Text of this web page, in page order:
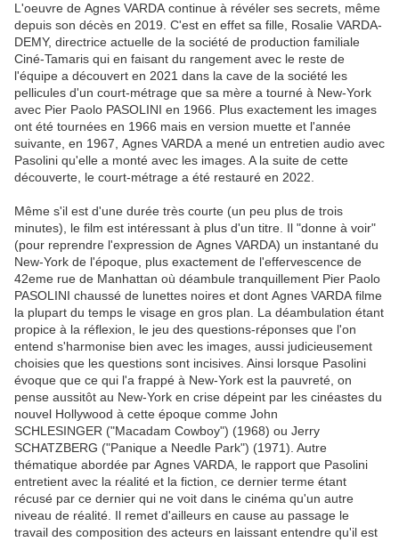
L'oeuvre de Agnes VARDA continue à révéler ses secrets, même
depuis son décès en 2019. C'est en effet sa fille, Rosalie VARDA-
DEMY, directrice actuelle de la société de production familiale
Ciné-Tamaris qui en faisant du rangement avec le reste de
l'équipe a découvert en 2021 dans la cave de la société les
pellicules d'un court-métrage que sa mère a tourné à New-York
avec Pier Paolo PASOLINI en 1966. Plus exactement les images
ont été tournées en 1966 mais en version muette et l'année
suivante, en 1967, Agnes VARDA a mené un entretien audio avec
Pasolini qu'elle a monté avec les images. A la suite de cette
découverte, le court-métrage a été restauré en 2022.
Même s'il est d'une durée très courte (un peu plus de trois
minutes), le film est intéressant à plus d'un titre. Il "donne à voir"
(pour reprendre l'expression de Agnes VARDA) un instantané du
New-York de l'époque, plus exactement de l'effervescence de
42eme rue de Manhattan où déambule tranquillement Pier Paolo
PASOLINI chaussé de lunettes noires et dont Agnes VARDA filme
la plupart du temps le visage en gros plan. La déambulation étant
propice à la réflexion, le jeu des questions-réponses que l'on
entend s'harmonise bien avec les images, aussi judicieusement
choisies que les questions sont incisives. Ainsi lorsque Pasolini
évoque que ce qui l'a frappé à New-York est la pauvreté, on
pense aussitôt au New-York en crise dépeint par les cinéastes du
nouvel Hollywood à cette époque comme John
SCHLESINGER ("Macadam Cowboy") (1968) ou Jerry
SCHATZBERG ("Panique a Needle Park") (1971). Autre
thématique abordée par Agnes VARDA, le rapport que Pasolini
entretient avec la réalité et la fiction, ce dernier terme étant
récusé par ce dernier qui ne voit dans le cinéma qu'un autre
niveau de réalité. Il remet d'ailleurs en cause au passage le
travail des composition des acteurs en laissant entendre qu'il est